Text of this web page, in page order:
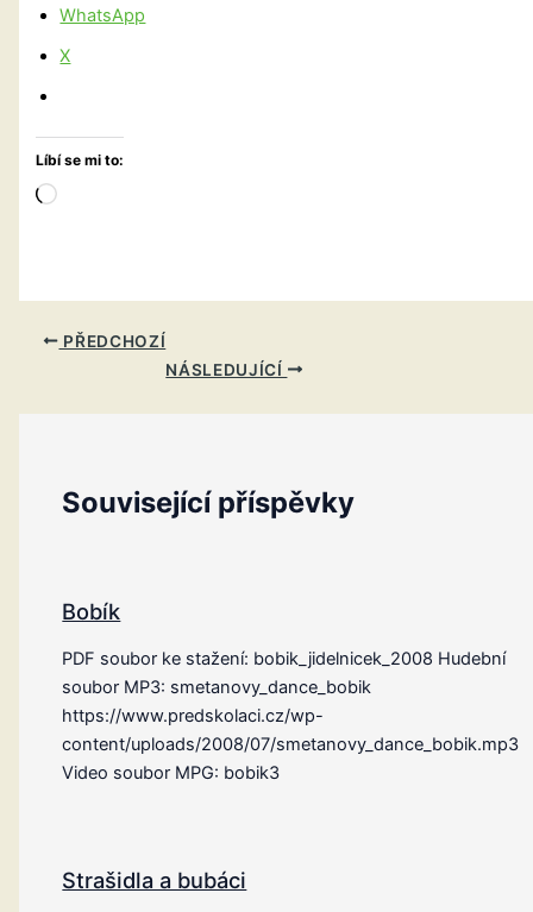
WhatsApp
X
Líbí se mi to:
Načítání…
PŘEDCHOZÍ
NÁSLEDUJÍCÍ
Související příspěvky
Bobík
PDF soubor ke stažení: bobik_jidelnicek_2008 Hudební
soubor MP3: smetanovy_dance_bobik
https://www.predskolaci.cz/wp-
content/uploads/2008/07/smetanovy_dance_bobik.mp3
Video soubor MPG: bobik3
Strašidla a bubáci